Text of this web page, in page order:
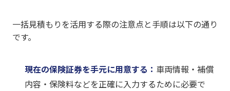
一括見積もりを活用する際の注意点と手順は以下の通り
です。
現在の保険証券を手元に用意する： 車両情報・補償
内容・保険料などを正確に入力するために必要で